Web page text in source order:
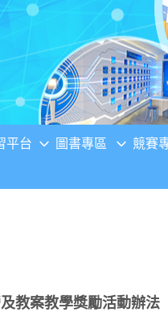
平台 圖書專區 競賽
教案教學獎勵活動辦法